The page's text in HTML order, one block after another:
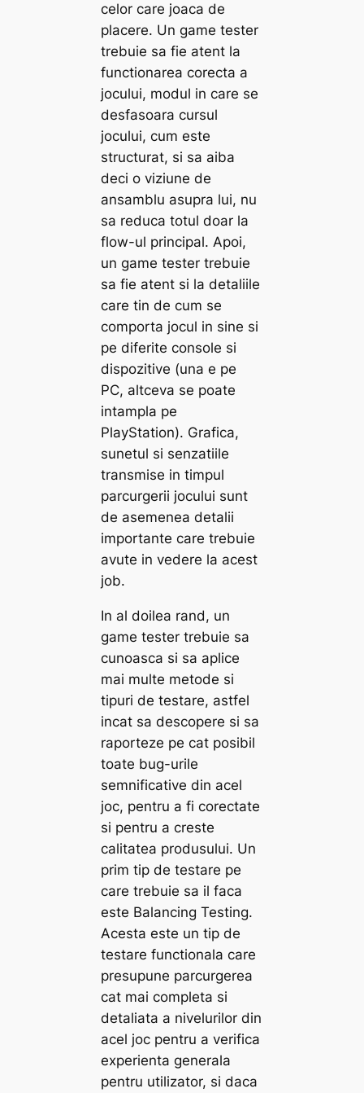
celor care joaca de
placere. Un game tester
trebuie sa fie atent la
functionarea corecta a
jocului, modul in care se
desfasoara cursul
jocului, cum este
structurat, si sa aiba
deci o viziune de
ansamblu asupra lui, nu
sa reduca totul doar la
flow-ul principal. Apoi,
un game tester trebuie
sa fie atent si la detaliile
care tin de cum se
comporta jocul in sine si
pe diferite console si
dispozitive (una e pe
PC, altceva se poate
intampla pe
PlayStation). Grafica,
sunetul si senzatiile
transmise in timpul
parcurgerii jocului sunt
de asemenea detalii
importante care trebuie
avute in vedere la acest
job.
In al doilea rand, un
game tester trebuie sa
cunoasca si sa aplice
mai multe metode si
tipuri de testare, astfel
incat sa descopere si sa
raporteze pe cat posibil
toate bug-urile
semnificative din acel
joc, pentru a fi corectate
si pentru a creste
calitatea produsului. Un
prim tip de testare pe
care trebuie sa il faca
este Balancing Testing.
Acesta este un tip de
testare functionala care
presupune parcurgerea
cat mai completa si
detaliata a nivelurilor din
acel joc pentru a verifica
experienta generala
pentru utilizator, si daca